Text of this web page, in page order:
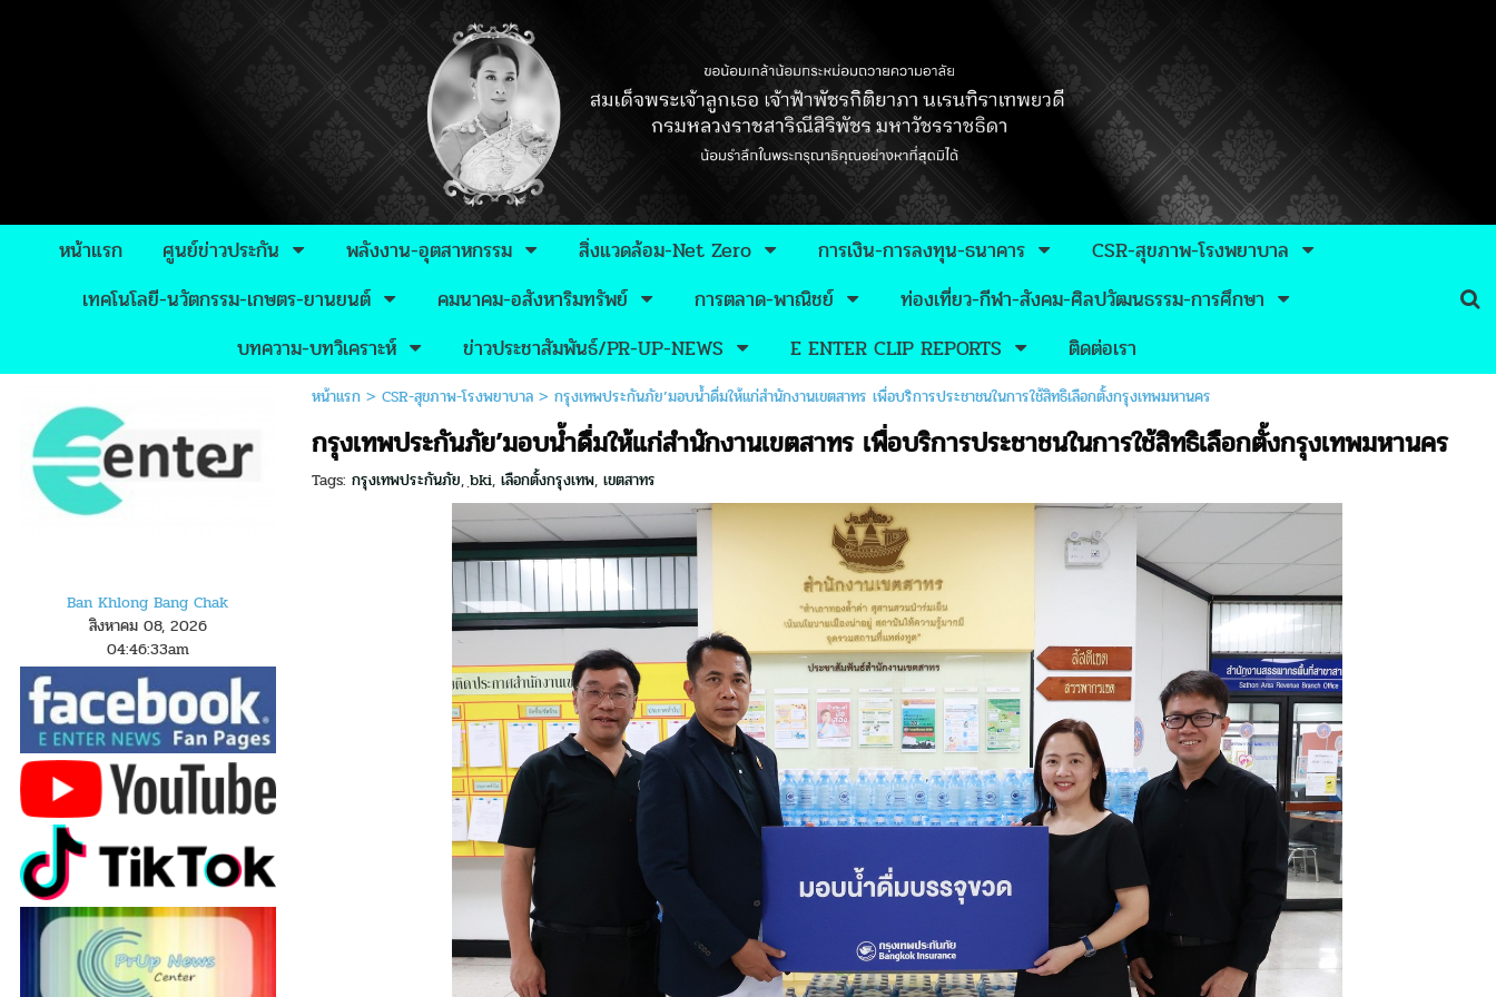
หน้าแรก ศูนย์ข่าวประกัน พลังงาน-อุตสาหกรรม สิ่งแวดล้อม-Net Zero การเงิน-การลงทุน-ธนาคาร
CSR-สุขภาพ-โรงพยาบาล
เทคโนโลยี-นวัตกรรม-เกษตร-ยานยนต์
คมนาคม-อสังหาริมทรัพย์ การตลาด-พาณิชย์
ท่องเที่ยว-กีฬา-สังคม-ศิลปวัฒนธรรม-การศึกษา
บทความ-บทวิเคราะห์
ข่าวประชาสัมพันธ์/PR-UP-NEWS E ENTER CLIP REPORTS ติดต่อเรา
Ban Khlong Bang Chak
สิงหาคม 08, 2026
04:46:33am
หน้าแรก> CSR-สุขภาพ-โรงพยาบาล> กรุงเทพประกันภัย’มอบน้ำดื่มให้แก่สำนักงานเขตสาทร เพื่อบริการประชาชนในการใช้สิทธิเลือกตั้งกรุงเทพมหานคร
กรุงเทพประกันภัย’มอบน้ำดื่มให้แก่สำนักงานเขตสาทร เพื่อบริการประชาชนในการใช้สิทธิเลือกตั้งกรุงเทพมหานคร
Tags:กรุงเทพประกันภัย,ฺbki,เลือกตั้งกรุงเทพ,เขตสาทร